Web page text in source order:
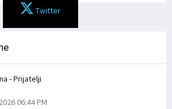
Twitter
- Prijatelji
06:44 PM